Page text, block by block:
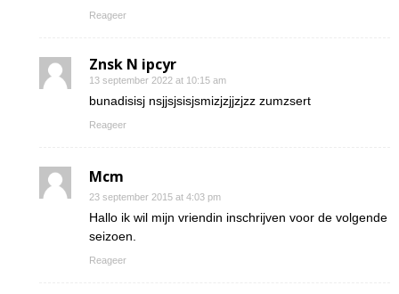
Reageer
Znsk N ipcyr
13 september 2022 at 10:15 am
bunadisisj nsjjsjsisjsmizjzjjzjzz zumzsert
Reageer
Mcm
23 september 2015 at 4:03 pm
Hallo ik wil mijn vriendin inschrijven voor de volgende
seizoen.
Reageer